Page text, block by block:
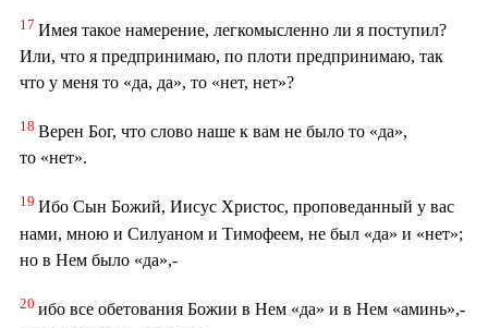
17 Имея такое намерение, легкомысленно ли я поступил?
Или, что я предпринимаю, по плоти предпринимаю, так
что у меня то «да, да», то «нет, нет»?
18 Верен Бог, что слово наше к вам не было то «да»,
то «нет».
19 Ибо Сын Божий, Иисус Христос, проповеданный у вас
нами, мною и Силуаном и Тимофеем, не был «да» и «нет»;
но в Нем было «да»,-
20 ибо все обетования Божии в Нем «да» и в Нем «аминь»,-